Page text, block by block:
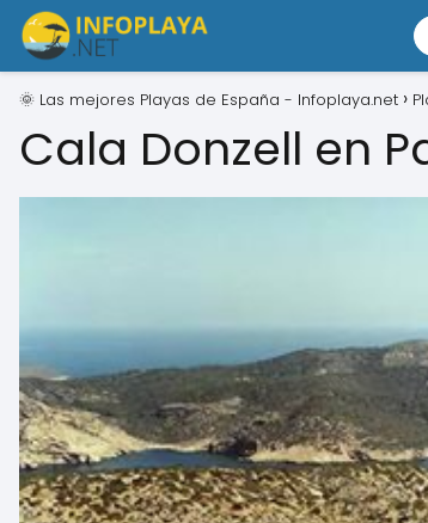
🌞 Las mejores Playas de España - Infoplaya.net
Cala Donzell en